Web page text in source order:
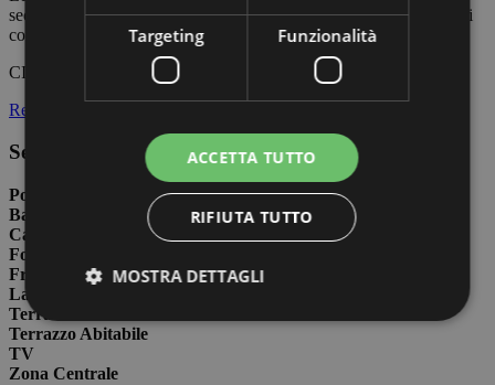
secondo i protocolli COVID19. Ad ogni cambio vengono sostituiti
copricuscini e coprimaterassi anallergici e antiacaro.
CIN:
IT030049B4OKWXFK6P
Regolamento immobile
Servizi compresi nel prezzo
Posto auto scoperto
Bagno con doccia
Cassaforte
Forno a microonde
Frigorifero con congelatore
Lavatrice
Terrazzo
Terrazzo Abitabile
TV
Zona Centrale
Targeting Funzionalità
ACCETTA TUTTO
RIFIUTA TUTTO
MOSTRA DETTAGLI